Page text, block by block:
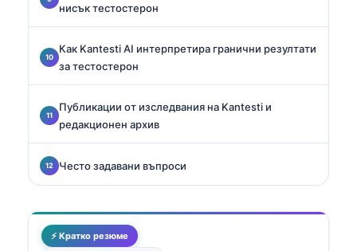
нисък тестостерон
Как Kantesti AI интерпретира гранични резултати
за тестостерон
Публикации от изследвания на Kantesti и
редакционен архив
Често задавани въпроси
⚡ Кратко резюме